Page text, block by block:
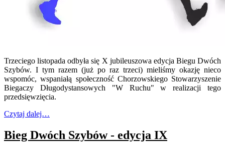
Trzeciego listopada odbyła się X jubileuszowa edycja Biegu Dwóch
Szybów. I tym razem (już po raz trzeci) mieliśmy okazję nieco
wspomóc, wspaniałą społeczność Chorzowskiego Stowarzyszenie
Biegaczy Długodystansowych "W Ruchu" w realizacji tego
przedsięwzięcia.
Czytaj dalej…
Bieg Dwóch Szybów - edycja IX